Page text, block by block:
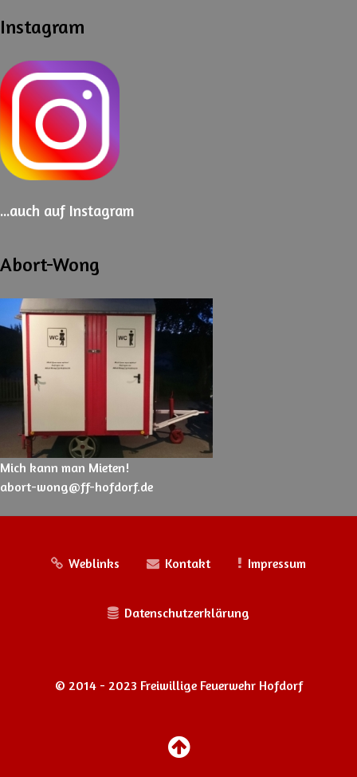
Instagram
...auch auf Instagram
Abort-Wong
Mich kann man Mieten!
abort-wong@ff-hofdorf.de
Weblinks Kontakt Impressum
Datenschutzerklärung
© 2014 - 2023 Freiwillige Feuerwehr Hofdorf